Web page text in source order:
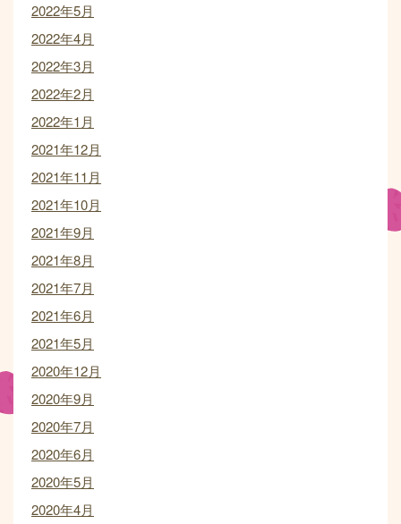
2022年5月
2022年4月
2022年3月
2022年2月
2022年1月
2021年12月
2021年11月
2021年10月
2021年9月
2021年8月
2021年7月
2021年6月
2021年5月
2020年12月
2020年9月
2020年7月
2020年6月
2020年5月
2020年4月